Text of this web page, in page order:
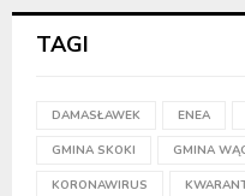
TAGI
DAMASŁAWEK ENEA
GMINA SKOKI GMINA
KORONAWIRUS